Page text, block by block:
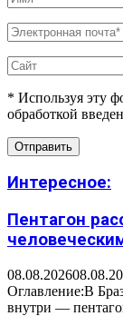
* Используя эту
обработкой
Интересное:
Пентагон
08.08.2026
Оглавление:В
внутри —